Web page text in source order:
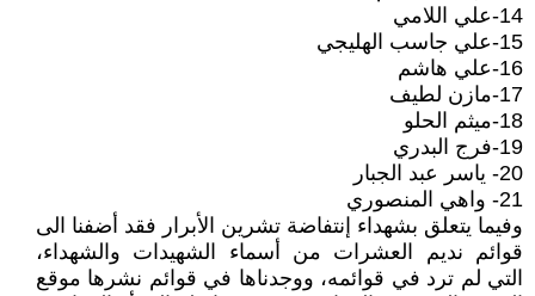
14-علي اللامي
15-علي جاسب الهليجي
16-علي هاشم
17-مازن لطيف
18-ميثم الحلو
19-فرج البدري
20- ياسر عبد الجبار
21- واهي المنصوري
وفيما يتعلق بشهداء إنتفاضة تشرين الأبرار فقد أضفنا الى
قوائم نديم العشرات من أسماء الشهيدات والشهداء،
التي لم ترد في قوائمه، ووجدناها في قوائم نشرها موقع